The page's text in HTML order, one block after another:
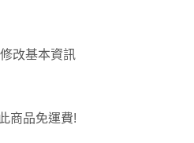
改基本資訊
此商品免運費!